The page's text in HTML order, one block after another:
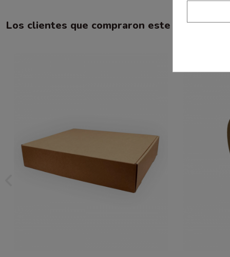
Los clientes que compraron este producto